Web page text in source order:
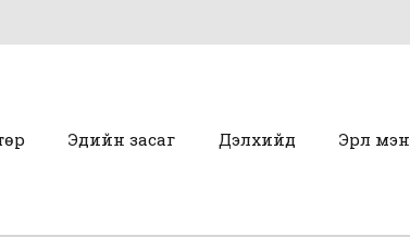
Эдийн засаг Дэлхийд Эрүүл